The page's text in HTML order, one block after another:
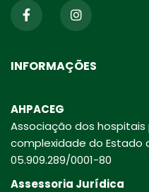
INFORMAÇÕES
AHPACEG
Associação dos
complexidade do Estado
05.909.289/0001-80
Assessoria Jurídica